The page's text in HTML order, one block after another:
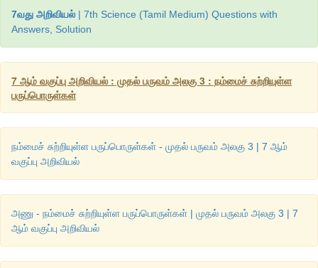
7வது அறிவியல் | 7th Science (Tamil Medium) Questions with
Answers, Solution
7 ஆம் வகுப்பு அறிவியல் : முதல் பருவம் அலகு 3 : நம்மைச் சுற்றியுள்ள
பருப்பொருள்கள்
நம்மைச் சுற்றியுள்ள பருப்பொருள்கள் - முதல் பருவம் அலகு 3 | 7 ஆம்
வகுப்பு அறிவியல்
அணு - நம்மைச் சுற்றியுள்ள பருப்பொருள்கள் | முதல் பருவம் அலகு 3 | 7
ஆம் வகுப்பு அறிவியல்